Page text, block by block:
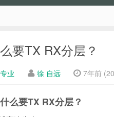
要TX RX分层？
业 徐 自远 7年前
么要TX RX分层？